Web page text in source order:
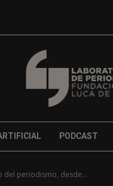
PODCAST
del periodismo, desde...